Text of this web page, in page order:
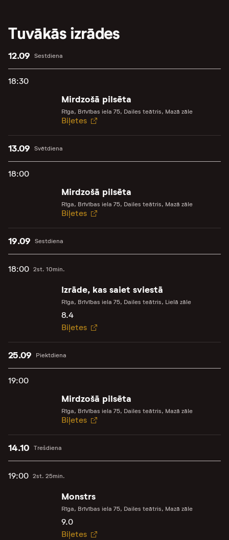
Tuvākās izrādes
Sestdiena
12.09
18:30
Mirdzošā pilsēta
Rīga, Brīvības iela 75, Dailes teātris, Mazā zāle
Biļetes
Svētdiena
13.09
18:00
Mirdzošā pilsēta
Rīga, Brīvības iela 75, Dailes teātris, Mazā zāle
Biļetes
Sestdiena
19.09
18:00 2st. 10min.
Izrāde, kas saiet sviestā
Rīga, Brīvības iela 75, Dailes teātris, Lielā zāle
8.4
Biļetes
Piektdiena
25.09
19:00
Mirdzošā pilsēta
Rīga, Brīvības iela 75, Dailes teātris, Mazā zāle
Biļetes
Trešdiena
14.10
19:00 2st. 25min.
Monstrs
Rīga, Brīvības iela 75, Dailes teātris, Mazā zāle
9.0
Biļetes